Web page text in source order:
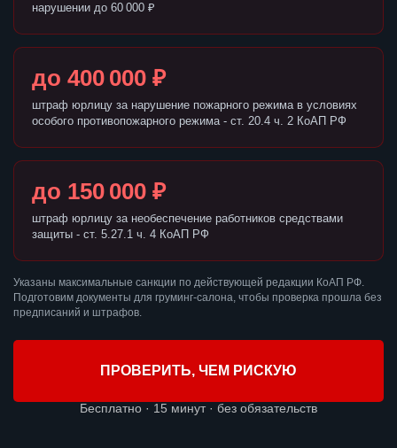
нарушении до 60 000 ₽
до 400 000 ₽
штраф юрлицу за нарушение пожарного режима в условиях
особого противопожарного режима - ст. 20.4 ч. 2 КоАП РФ
до 150 000 ₽
штраф юрлицу за необеспечение работников средствами
защиты - ст. 5.27.1 ч. 4 КоАП РФ
Указаны максимальные санкции по действующей редакции КоАП РФ.
Подготовим документы для груминг-салона, чтобы проверка прошла без
предписаний и штрафов.
ПРОВЕРИТЬ, ЧЕМ РИСКУЮ
Бесплатно · 15 минут · без обязательств